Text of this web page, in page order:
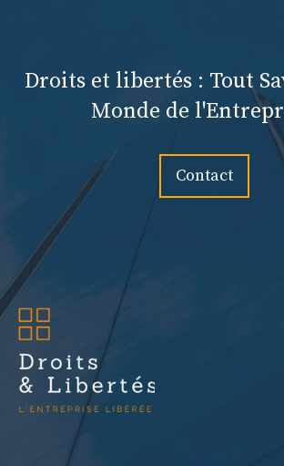
Droits et libertés : Tout
Monde de
Contact